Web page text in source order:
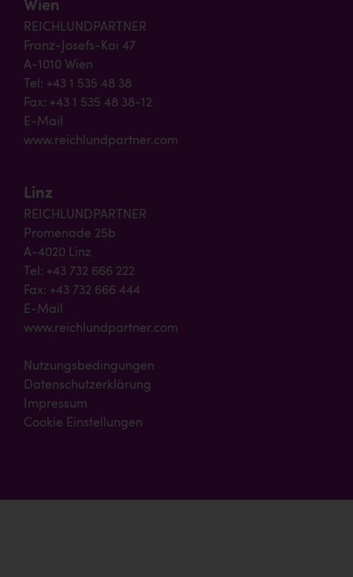
Wien
REICHLUNDPARTNER
Franz-Josefs-Kai 47
A-1010 Wien
Tel: +43 1 535 48 38
Fax: +43 1 535 48 38-12
E-Mail
www.reichlundpartner.com
Linz
REICHLUNDPARTNER
Promenade 25b
A-4020 Linz
Tel: +43 732 666 222
Fax: +43 732 666 444
E-Mail
www.reichlundpartner.com
Nutzungsbedingungen
Datenschutzerklärung
Impressum
Cookie Einstellungen